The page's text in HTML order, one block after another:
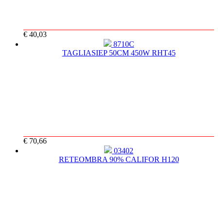
€ 40,03
8710C
TAGLIASIEP 50CM 450W RHT45
€ 70,66
03402
RETEOMBRA 90% CALIFOR H120